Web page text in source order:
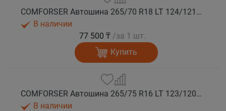
COMFORSER Автошина 265/70 R18 LT 124/121S CF1100 10PR RWL лето
В наличии
77 500 ₸ /за 1 шт.
Купить
COMFORSER Автошина 265/75 R16 LT 123/120S CF1100 10PR RWL лето
В наличии